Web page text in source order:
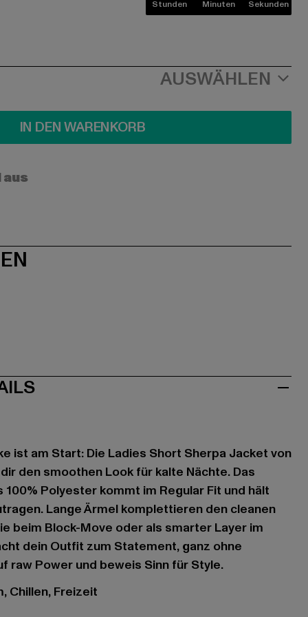
Stunden Minuten Sekunden
AUSWÄHLEN
IN DEN WARENKORB
ist am Start: Die Ladies Short Sherpa Jacket von
den smoothen Look für kalte Nächte. Das
Polyester kommt im Regular Fit und hält
Lange Ärmel komplettieren den cleanen
beim Block-Move oder als smarter Layer im
dein Outfit zum Statement, ganz ohne
raw Power und beweis Sinn für Style.
Chillen, Freizeit